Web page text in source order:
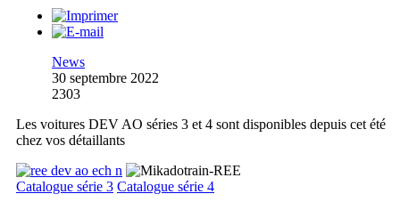
News
30 septembre 2022
2303
Les voitures DEV AO séries 3 et 4 sont disponibles depuis cet été
chez vos détaillants
Catalogue série 3 Catalogue série 4